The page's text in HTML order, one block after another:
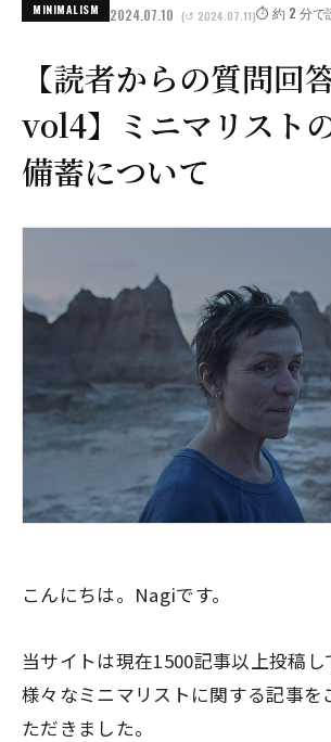
MINIMALISM 2024.07.10 (↺ 2024.07.11)⏱️ 約 2 分で
【読者からの質問回
vol4】ミニマリスト
備蓄について
こんにちは。Nagiです。
当サイトは現在1500記事以上投稿し
様々なミニマリストに関する記事を
ただきました。